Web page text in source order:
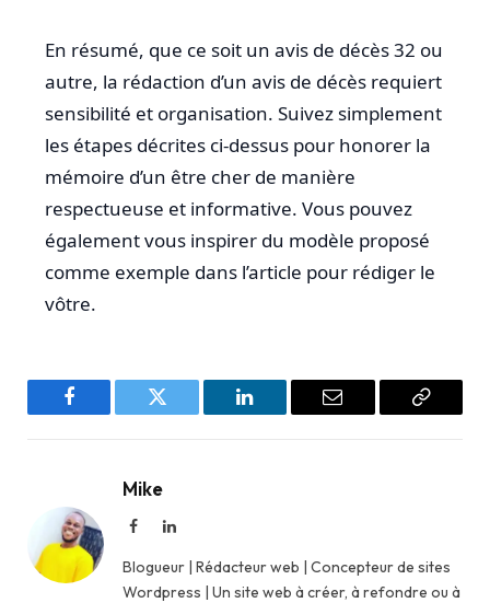
En résumé, que ce soit un avis de décès 32 ou
autre, la rédaction d’un avis de décès requiert
sensibilité et organisation. Suivez simplement
les étapes décrites ci-dessus pour honorer la
mémoire d’un être cher de manière
respectueuse et informative. Vous pouvez
également vous inspirer du modèle proposé
comme exemple dans l’article pour rédiger le
vôtre.
Facebook Twitter LinkedIn Email
Copy
Mike
FacebookLinkedIn
Blogueur | Rédacteur web | Concepteur de sites
Wordpress | Un site web à créer, à refondre ou à